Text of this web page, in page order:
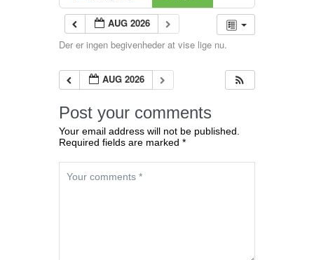
AUG 2026
Der er ingen begivenheder at vise lige nu.
AUG 2026
Post your comments
Your email address will not be published.
Required fields are marked *